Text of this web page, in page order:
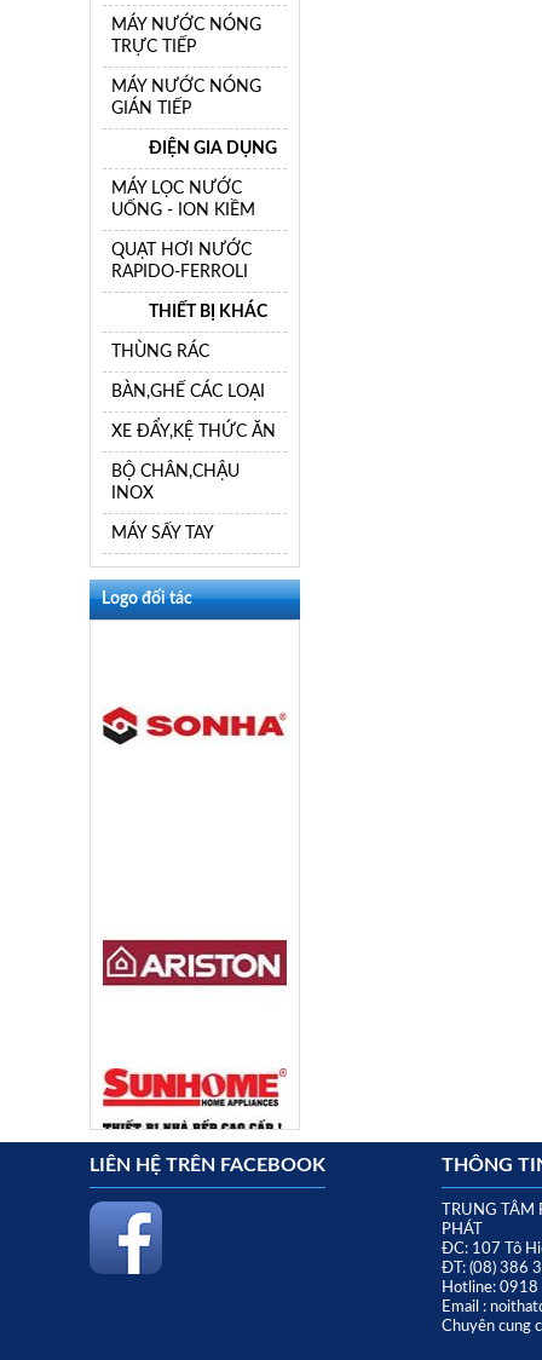
MÁY NƯỚC NÓNG
TRỰC TIẾP
MÁY NƯỚC NÓNG
GIÁN TIẾP
ĐIỆN GIA DỤNG
MÁY LỌC NƯỚC
UỐNG - ION KIỀM
QUẠT HƠI NƯỚC
RAPIDO-FERROLI
THIẾT BỊ KHÁC
THÙNG RÁC
BÀN,GHẾ CÁC LOẠI
XE ĐẨY,KỆ THỨC ĂN
BỘ CHÂN,CHẬU
INOX
MÁY SẤY TAY
Logo đối tác
LIÊN HỆ TRÊN FACEBOOK THÔNG
TRUNG
PHÁT
ĐC: 107 Tô
ĐT: (08) 386
Hotline:
Email :
Chuyên cung